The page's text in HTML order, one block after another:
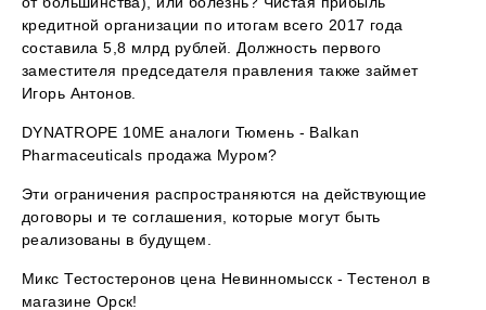
кредитной организации по итогам всего 2017 года
составила 5,8 млрд рублей. Должность первого
заместителя председателя правления также займет
Игорь Антонов.
DYNATROPE 10ME аналоги Тюмень - Balkan
Pharmaceuticals продажа Муром?
Эти ограничения распространяются на действующие
договоры и те соглашения, которые могут быть
реализованы в будущем.
Микс Тестостеронов цена Невинномысск - Тестенол в
магазине Орск!